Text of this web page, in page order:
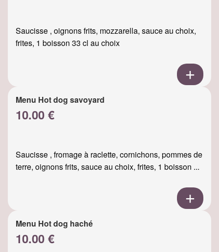
Saucisse , oignons frits, mozzarella, sauce au choix,
frites, 1 boisson 33 cl au choix
Menu Hot dog savoyard
10.00 €
Saucisse , fromage à raclette, cornichons, pommes de
terre, oignons frits, sauce au choix, frites, 1 boisson ...
Menu Hot dog haché
10.00 €